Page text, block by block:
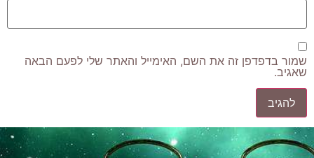
שמור בדפדפן זה את השם, האימייל והאתר שלי לפעם הבאה
שאגיב.